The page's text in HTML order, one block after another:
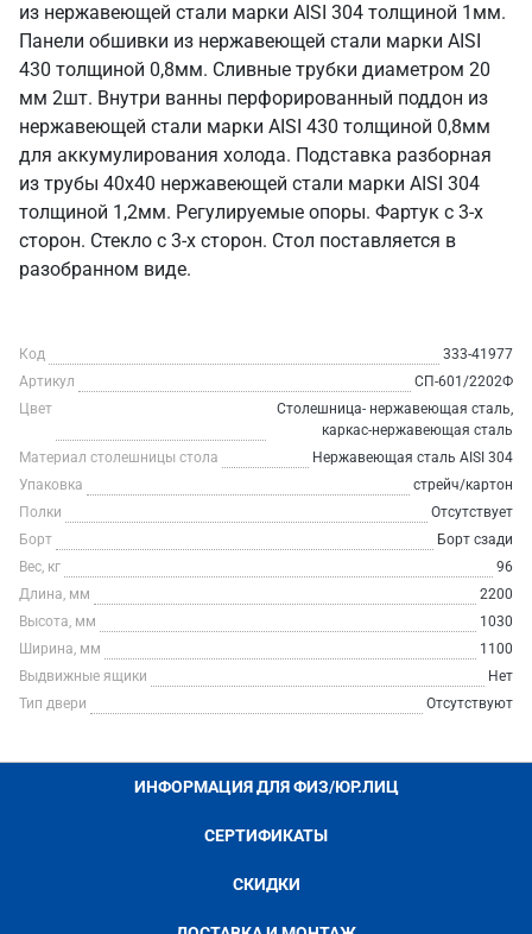
из нержавеющей стали марки AISI 304 толщиной 1мм.
Панели обшивки из нержавеющей стали марки AISI
430 толщиной 0,8мм. Сливные трубки диаметром 20
мм 2шт. Внутри ванны перфорированный поддон из
нержавеющей стали марки AISI 430 толщиной 0,8мм
для аккумулирования холода. Подставка разборная
из трубы 40х40 нержавеющей стали марки AISI 304
толщиной 1,2мм. Регулируемые опоры. Фартук с 3-х
сторон. Стекло с 3-х сторон. Стол поставляется в
разобранном виде.
Код
333-41977
Артикул
СП-601/2202Ф
Цвет
Столешница- нержавеющая сталь,
каркас-нержавеющая сталь
Материал столешницы стола
Нержавеющая сталь AISI 304
Упаковка
стрейч/картон
Полки
Отсутствует
Борт
Борт сзади
Вес, кг
96
Длина, мм
2200
Высота, мм
1030
Ширина, мм
1100
Выдвижные ящики
Нет
Тип двери
Отсутствуют
ИНФОРМАЦИЯ ДЛЯ ФИЗ/ЮР.ЛИЦ
СЕРТИФИКАТЫ
СКИДКИ